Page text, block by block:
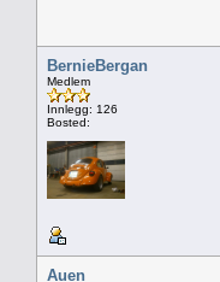
BernieBergan
Medlem
Innlegg: 126
Bosted:
Auen